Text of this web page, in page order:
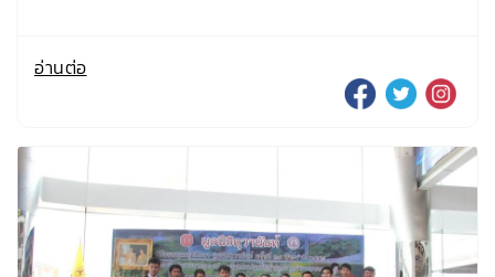
อ่านต่อ